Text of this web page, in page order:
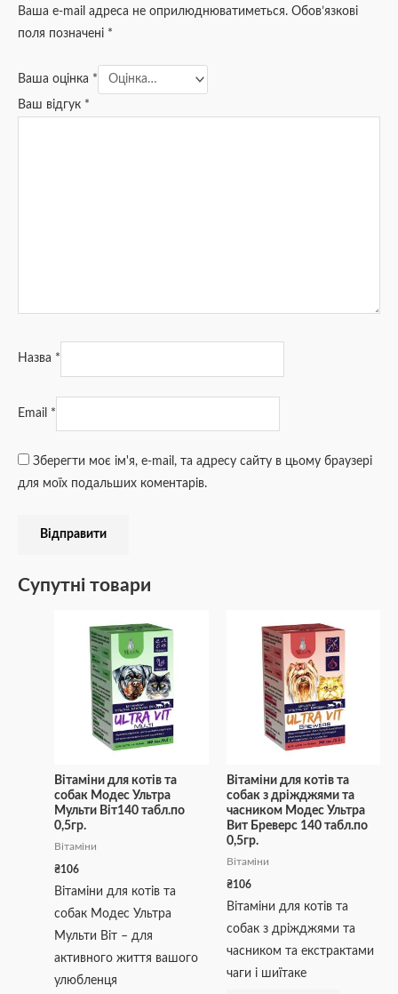
Ваша e-mail адреса не оприлюднюватиметься. Обов’язкові
поля позначені *
Ваша оцінка *
Ваш відгук *
Назва *
Email *
Зберегти моє ім'я, e-mail, та адресу сайту в цьому браузері
для моїх подальших коментарів.
Супутні товари
Вітаміни для котів та
собак Модес Ультра
Мульти Віт140 табл.по
0,5гр.
Вітаміни
₴106
Вітаміни для котів та
собак Модес Ультра
Мульти Віт – для
активного життя вашого
улюбленця
Вітаміни для котів та
собак з дріжджями та
часником Модес Ультра
Вит Бреверс 140 табл.по
0,5гр.
Вітаміни
₴106
Вітаміни для котів та
собак з дріжджями та
часником та екстрактами
чаги і шиїтаке